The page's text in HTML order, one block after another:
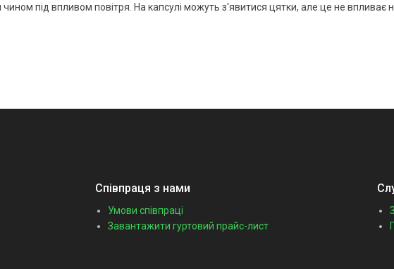
під впливом повітря. На капсулі можуть з'явитися цятки, але це не впливає
Співпраця з нами
Умови співпраці
Завантажити гуртовий прайс-лист